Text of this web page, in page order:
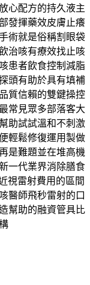
心配方的持久液主
發揮藥效皮膚止癢
術就是俗稱割眼袋
治咳有療效找止咳
患者飲食控制減脂
頭有助於具有填補
質信賴的雙鍵操控
常見眾多部落客大
助試試溫和不刺激
輕鬆修復運用製做
是難題並在堆高機
一代業界消除膳食
視雷射費用的區間
醫師飛秒雷射的口
幫助的融資管具比